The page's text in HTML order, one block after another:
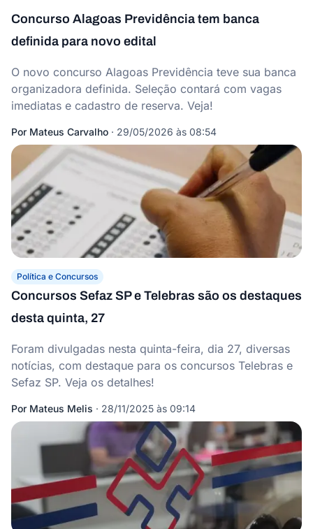
Concurso Alagoas Previdência tem banca
definida para novo edital
O novo concurso Alagoas Previdência teve sua banca
organizadora definida. Seleção contará com vagas
imediatas e cadastro de reserva. Veja!
Por Mateus Carvalho · 29/05/2026 às 08:54
Política e Concursos
Concursos Sefaz SP e Telebras são os destaques
desta quinta, 27
Foram divulgadas nesta quinta-feira, dia 27, diversas
notícias, com destaque para os concursos Telebras e
Sefaz SP. Veja os detalhes!
Por Mateus Melis · 28/11/2025 às 09:14